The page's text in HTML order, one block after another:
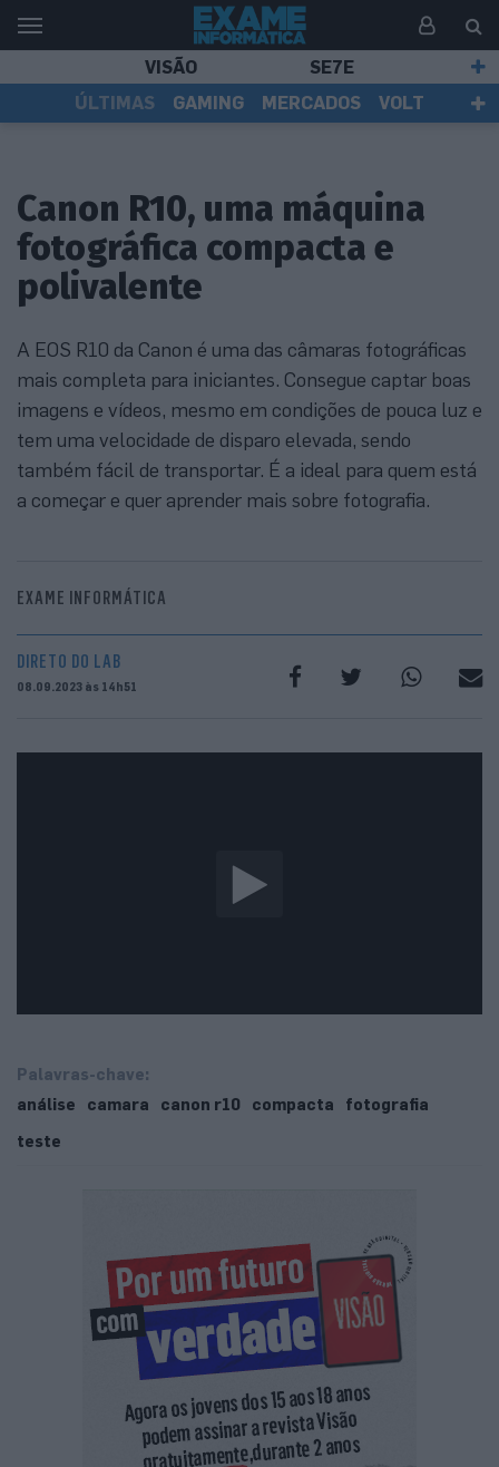
VISÃO
SE7E
ÚLTIMAS
GAMING MERCADOS
VOLT
Canon R10, uma máquina
fotográfica compacta e
polivalente
A EOS R10 da Canon é uma das câmaras fotográficas
mais completa para iniciantes. Consegue captar boas
imagens e vídeos, mesmo em condições de pouca luz e
tem uma velocidade de disparo elevada, sendo
também fácil de transportar. É a ideal para quem está
a começar e quer aprender mais sobre fotografia.
EXAME INFORMÁTICA
DIRETO DO LAB
08.09.2023 às 14h51
Palavras-chave:
análise
camara canon r10 compacta
fotografia
teste